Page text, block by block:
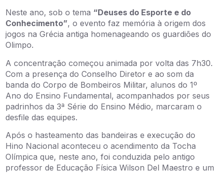
Neste ano, sob o tema “Deuses do Esporte e do
Conhecimento”, o evento faz memória à origem dos
jogos na Grécia antiga homenageando os guardiões do
Olimpo.
A concentração começou animada por volta das 7h30.
Com a presença do Conselho Diretor e ao som da
banda do Corpo de Bombeiros Militar, alunos do 1º
Ano do Ensino Fundamental, acompanhados por seus
padrinhos da 3ª Série do Ensino Médio, marcaram o
desfile das equipes.
Após o hasteamento das bandeiras e execução do
Hino Nacional aconteceu o acendimento da Tocha
Olímpica que, neste ano, foi conduzida pelo antigo
professor de Educação Física Wilson Del Maestro e um